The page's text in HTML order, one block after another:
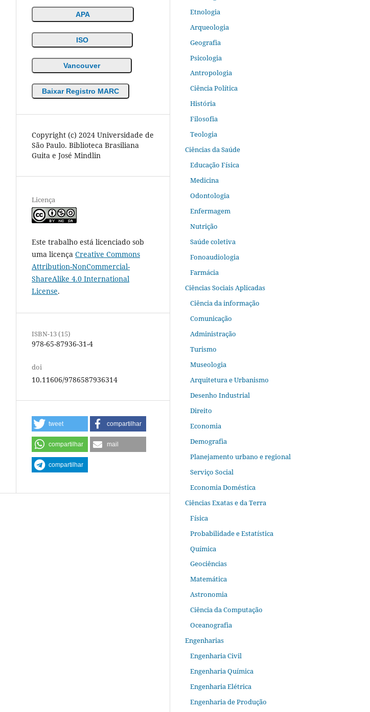
APA
ISO
Vancouver
Baixar Registro MARC
Copyright (c) 2024 Universidade de
São Paulo. Biblioteca Brasiliana
Guita e José Mindlin
Licença
Este trabalho está licenciado sob
uma licença Creative Commons
Attribution-NonCommercial-
ShareAlike 4.0 International
License.
ISBN-13 (15)
978-65-87936-31-4
doi
10.11606/9786587936314
tweet compartilhar
compartilhar mail
compartilhar
Etnologia
Arqueologia
Geografia
Psicologia
Antropologia
Ciência Política
História
Filosofia
Teologia
Ciências da Saúde
Educação Física
Medicina
Odontologia
Enfermagem
Nutrição
Saúde coletiva
Fonoaudiologia
Farmácia
Ciências Sociais Aplicadas
Ciência da informação
Comunicação
Administração
Turismo
Museologia
Arquitetura e Urbanismo
Desenho Industrial
Direito
Economia
Demografia
Planejamento urbano e regional
Serviço Social
Economia Doméstica
Ciências Exatas e da Terra
Física
Probabilidade e Estatística
Química
Geociências
Matemática
Astronomia
Ciência da Computação
Oceanografia
Engenharias
Engenharia Civil
Engenharia Química
Engenharia Elétrica
Engenharia de Produção